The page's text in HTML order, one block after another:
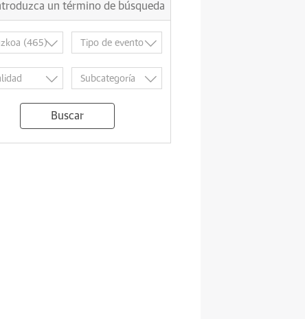
Buscar